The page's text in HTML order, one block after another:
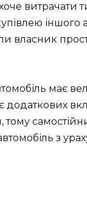
витрачати
іншого
власник
має
додаткових
тому
з